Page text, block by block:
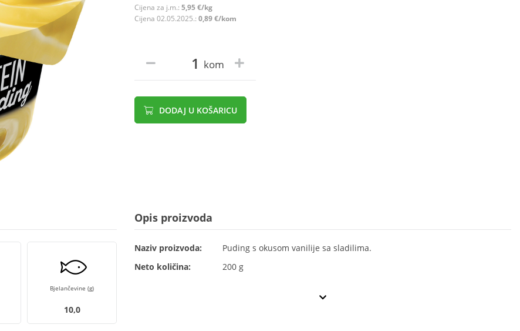
Cijena za j.m.: 5,95 €/kg
Cijena 02.05.2025.: 0,89 €/kom
kom
DODAJ U KOŠARICU
Bjelančevine (g)
10,0
Opis proizvoda
Naziv proizvoda:
Puding s okusom vanilije sa sladilima.
Neto količina:
200 g